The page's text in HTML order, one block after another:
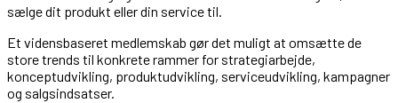
sælge dit produkt eller din service til.
Et vidensbaseret medlemskab gør det muligt at omsætte de
store trends til konkrete rammer for strategiarbejde,
konceptudvikling, produktudvikling, serviceudvikling, kampagner
og salgsindsatser.